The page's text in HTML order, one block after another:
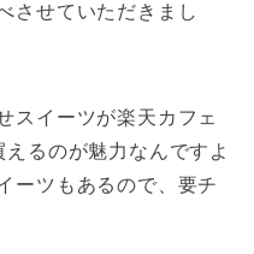
させていただきまし
スイーツが楽天カフェ
るのが魅力なんですよ
ーツもあるので、要チ